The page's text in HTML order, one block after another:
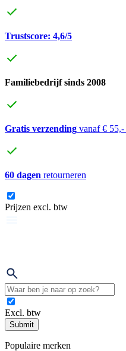
Trustscore: 4,6/5
Familiebedrijf sinds 2008
Gratis verzending vanaf €
60 dagen retourneren
Prijzen excl. btw
Excl. btw
Submit
Populaire merken